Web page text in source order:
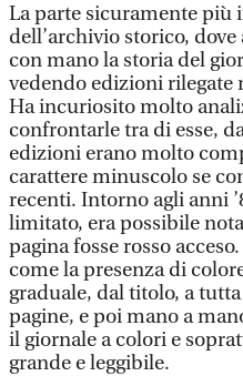
La parte sicuramente più
dell’archivio storico,
con mano la storia del
vedendo edizioni rilegate
Ha incuriosito molto
confrontarle tra di esse,
edizioni erano molto
carattere minuscolo se
recenti. Intorno agli anni
limitato, era possibile
pagina fosse rosso
come la presenza di
graduale, dal titolo, a
pagine, e poi mano a
il giornale a colori e
grande e leggibile.